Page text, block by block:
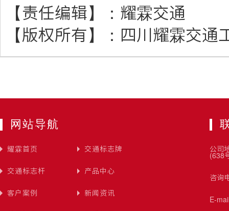
【责任编辑】： 耀霖交通
【版权所有】： 四川耀霖交通
网站导航
耀霖首页 交通标志牌
交通标志杆 产品中心
客户案例 新闻资讯
公司
(638
咨询
E-